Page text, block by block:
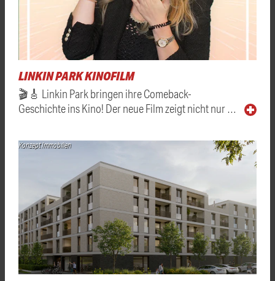
LINKIN PARK KINOFILM
🎬🎸 Linkin Park bringen ihre Comeback-
Geschichte ins Kino! Der neue Film zeigt nicht nur …
Konzept Immobilien